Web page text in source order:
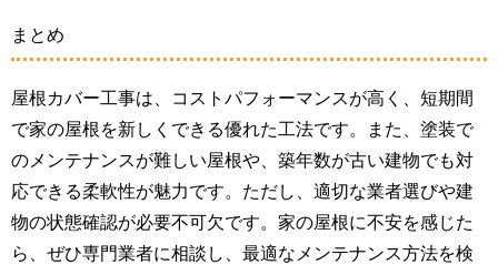
まとめ
屋根カバー工事は、コストパフォーマンスが高く、短期間
で家の屋根を新しくできる優れた工法です。また、塗装で
のメンテナンスが難しい屋根や、築年数が古い建物でも対
応できる柔軟性が魅力です。ただし、適切な業者選びや建
物の状態確認が必要不可欠です。家の屋根に不安を感じた
ら、ぜひ専門業者に相談し、最適なメンテナンス方法を検